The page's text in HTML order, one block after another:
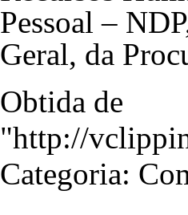
Pessoal –
Geral, da
Obtida de
"http://
Categoria: